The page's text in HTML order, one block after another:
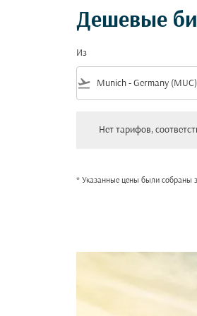
Дешевые
Из
flight_takeoff
Нет тарифов,
* Указанные цены были собраны